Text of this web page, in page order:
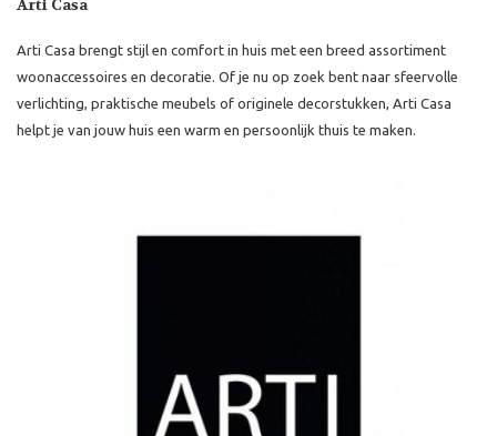
Arti Casa
Arti Casa brengt stijl en comfort in huis met een breed assortiment
woonaccessoires en decoratie. Of je nu op zoek bent naar sfeervolle
verlichting, praktische meubels of originele decorstukken, Arti Casa
helpt je van jouw huis een warm en persoonlijk thuis te maken.